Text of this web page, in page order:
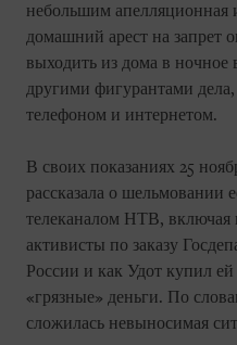
небольшим апелляционная
домашний арест на запрет
выходить из дома в ночное
другими фигурантами
телефоном и интернетом.
В своих показаниях 25
рассказала о шельмовании
телеканалом НТВ, включая
активисты по заказу
России и как Удот купил
«грязные» деньги. По
сложилась невыносимая